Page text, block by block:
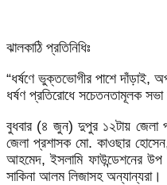
ঝালকাঠি প্রতিনিধিঃ
“ধর্ষণে ভুক্তভোগীর পাশে দাঁড়াই,
ধর্ষণ প্রতিরোধে সচেতনতামূলক সভা
বুধবার (৪ জুন) দুপুর ১২টায় জেলা
জেলা প্রশাসক মো. কাওছার
আহমেদ, ইসলামি ফাউন্ডেশনের উপ
সাকিনা আলম লিজাসহ অন্যান্যরা।